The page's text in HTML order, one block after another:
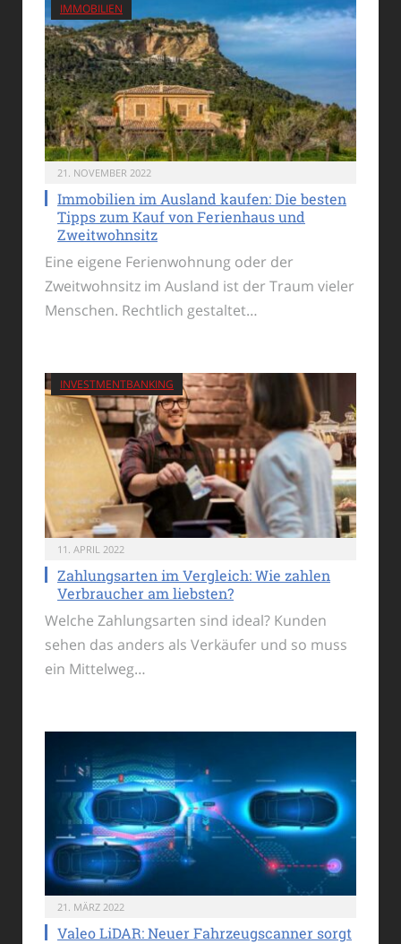
IMMOBILIEN
21. NOVEMBER 2022
Immobilien im Ausland kaufen: Die besten
Tipps zum Kauf von Ferienhaus und
Zweitwohnsitz
Eine eigene Ferienwohnung oder der
Zweitwohnsitz im Ausland ist der Traum vieler
Menschen. Rechtlich gestaltet…
INVESTMENTBANKING
11. APRIL 2022
Zahlungsarten im Vergleich: Wie zahlen
Verbraucher am liebsten?
Welche Zahlungsarten sind ideal? Kunden
sehen das anders als Verkäufer und so muss
ein Mittelweg…
21. MÄRZ 2022
Valeo LiDAR: Neuer Fahrzeugscanner sorgt